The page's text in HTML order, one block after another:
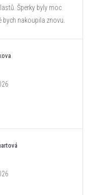
Šperky byly moc
bych nakoupila znovu.